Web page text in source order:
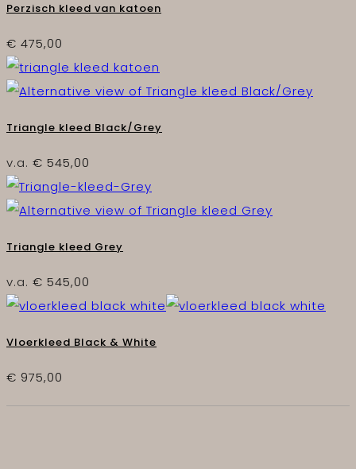
Perzisch kleed van katoen
€ 475,00
Triangle kleed Black/Grey
v.a. € 545,00
Triangle kleed Grey
v.a. € 545,00
Vloerkleed Black & White
€ 975,00